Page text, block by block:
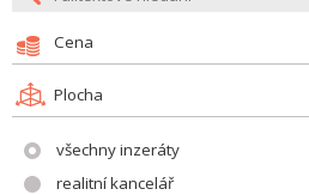
Cena
Plocha
všechny inzeráty
realitní kancelář